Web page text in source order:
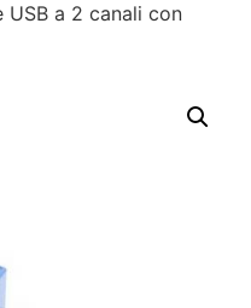
USB a 2 canali con